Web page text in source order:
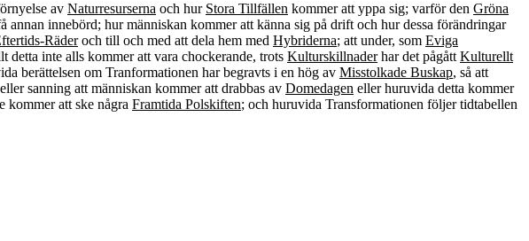
av Naturresurserna och hur Stora Tillfällen kommer att yppa sig; varför den Gröna
annan innebörd; hur människan kommer att känna sig på drift och hur dessa förändringar
Räderoch till och med att dela hem med Hybriderna; att under, som Eviga
detta inte alls kommer att vara chockerande, trots Kulturskillnaderhar det pågåttKulturellt
berättelsen om Tranformationen har begravts i en hög av Misstolkade Buskap, så att
sanning att människan kommer att drabbas av Domedagen eller huruvida detta kommer
kommer att ske några Framtida Polskiften; och huruvida Transformationen följer tidtabellen